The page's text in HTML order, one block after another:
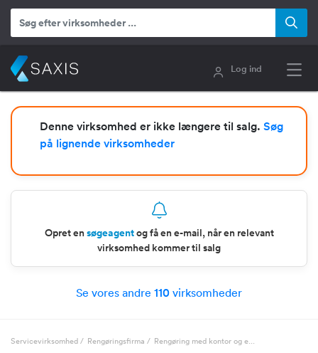
Log ind
Denne virksomhed er ikke længere til salg. Søg
på lignende virksomheder
Opret en søgeagentog få en e-mail, når en relevant
virksomhed kommer til salg
Se vores andre 110 virksomheder
Servicevirksomhed/ Rengøringsfirma / Rengøring med kontor og e...